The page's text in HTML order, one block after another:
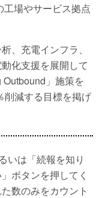
場やサービス拠点
、充電インフラ、
化支援を展開して
」施策を
削減する目標を掲げ
いは「続報を知り
ボタンを押してく
数のみをカウント